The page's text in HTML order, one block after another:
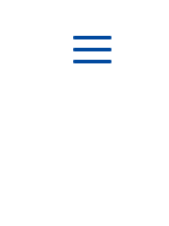
メニューを